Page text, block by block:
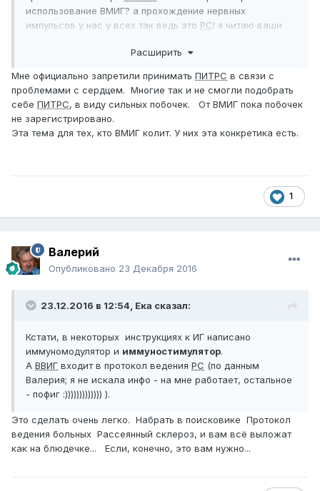
использование ВМИГ? а прохождение нервных
импульсов у нас у всех так ведь это РС! я читаю ваши
применении ВМИГ. а так хотелось!!! заранее извините
Расширить
Мне официально запретили принимать ПИТРС в связи с
проблемами с сердцем. Многие так и не смогли подобрать
себе ПИТРС, в виду сильных побочек. От ВМИГ пока побочек
не зарегистрировано.
Эта тема для тех, кто ВМИГ колит. У них эта конкретика есть.
1
Валерий
Опубликовано 23 Декабря 2016
23.12.2016 в 12:54, Ека сказал:
Кстати, в некоторых инструкциях к ИГ написано
иммуномодулятор и иммуностимулятор.
А ВВИГ входит в протокол ведения РС (по данным
Валерия; я не искала инфо - на мне работает, остальное
- пофиг :))))))))))))) ).
Это сделать очень легко. Набрать в поисковике Протокол
ведения больных Рассеянный склероз, и вам всё выложат
как на блюдечке... Если, конечно, это вам нужно...